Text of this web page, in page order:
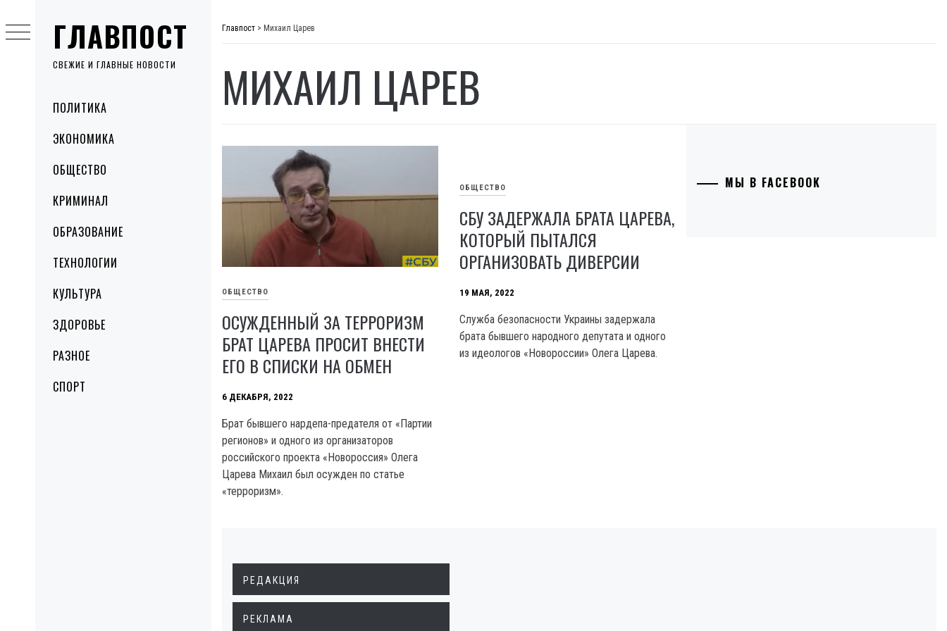
ГЛАВПОСТ
СВЕЖИЕ И ГЛАВНЫЕ НОВОСТИ
MenuПОЛИТИКА
ЭКОНОМИКА
ОБЩЕСТВО
КРИМИНАЛ
ОБРАЗОВАНИЕ
ТЕХНОЛОГИИ
КУЛЬТУРА
ЗДОРОВЬЕ
РАЗНОЕ
СПОРТ
to
content
Главпост > Михаил Царев
МИХАИЛ ЦАРЕВ
ОБЩЕСТВО
ОСУЖДЕННЫЙ ЗА ТЕРРОРИЗМ
БРАТ ЦАРЕВА ПРОСИТ ВНЕСТИ
ЕГО В СПИСКИ НА ОБМЕН
6 ДЕКАБРЯ, 2022
Брат бывшего нардепа-предателя от «Партии
регионов» и одного из организаторов
российского проекта «Новороссия» Олега
Царева Михаил был осужден по статье
«терроризм».
ОБЩЕСТВО
СБУ ЗАДЕРЖАЛА БРАТА ЦАРЕВА,
КОТОРЫЙ ПЫТАЛСЯ
ОРГАНИЗОВАТЬ ДИВЕРСИИ
19 МАЯ, 2022
Служба безопасности Украины задержала
брата бывшего народного депутата и одного
из идеологов «Новороссии» Олега Царева.
МЫ В FACEBOOK
РЕДАКЦИЯ
РЕКЛАМА